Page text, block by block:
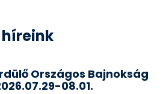
Országos Bajnokság
08.01.